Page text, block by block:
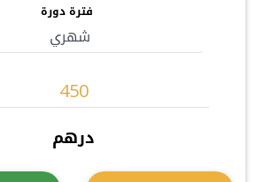
فترة دورة
درهم